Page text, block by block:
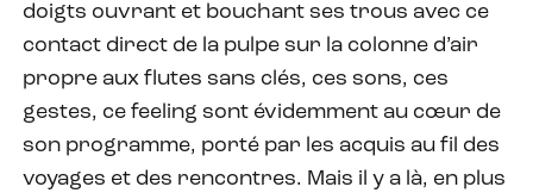
doigts ouvrant et bouchant ses trous avec ce
contact direct de la pulpe sur la colonne d’air
propre aux flutes sans clés, ces sons, ces
gestes, ce feeling sont évidemment au cœur de
son programme, porté par les acquis au fil des
voyages et des rencontres. Mais il y a là, en plus